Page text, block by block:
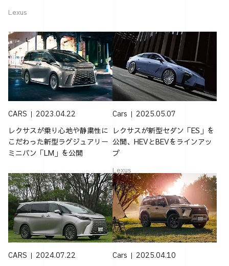
Lexus
CARS 2023.04.22
レクサスが乗り心地や静粛性に
こだわった新型ラグジュアリー
ミニバン「LM」を公開
Cars 2025.05.07
レクサスが新型セダン「ES」を
公開、HEVとBEVをラインアッ
プ
Lexus
CARS 2024.07.22 Cars 2025.04.10